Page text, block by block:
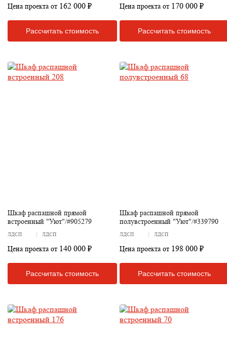
Цена проекта от 162 000 ₽
Рассчитать стоимость
Цена проекта от 170 000 ₽
Рассчитать стоимость
Шкаф распашной прямой
встроенный "Уют"/#905279
ЛДСП ЛДСП
Цена проекта от 140 000 ₽
Рассчитать стоимость
Шкаф распашной прямой
полувстроенный "Уют"/#339790
ЛДСП ЛДСП
Цена проекта от 198 000 ₽
Рассчитать стоимость